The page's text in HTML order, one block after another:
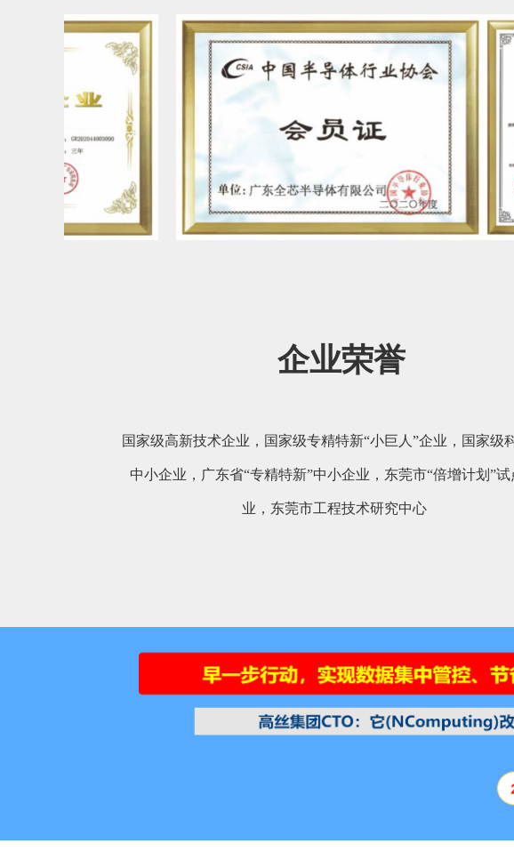
企业荣誉
国家级高新技术企业，国家级专精特新“小巨人”企业，国家级
中小企业，广东省“专精特新”中小企业，东莞市“倍增计划”试
业，东莞市工程技术研究中心